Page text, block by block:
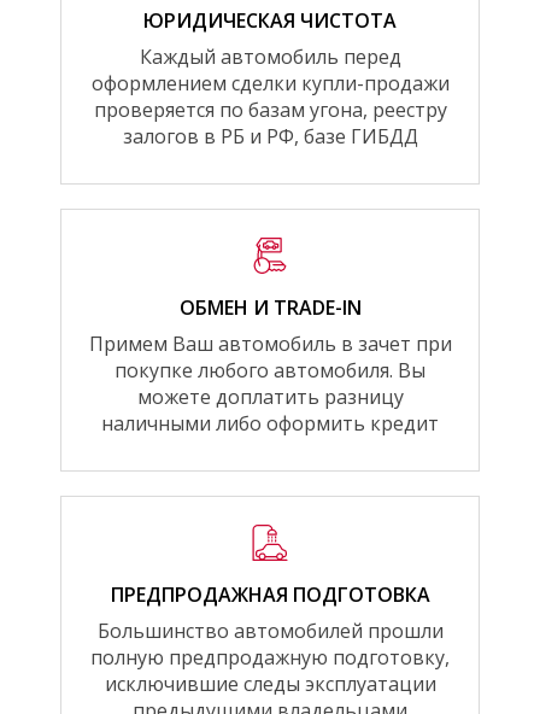
ЮРИДИЧЕСКАЯ ЧИСТОТА
Каждый автомобиль перед
оформлением сделки купли-продажи
проверяется по базам угона, реестру
залогов в РБ и РФ, базе ГИБДД
ОБМЕН И TRADE-IN
Примем Ваш автомобиль в зачет при
покупке любого автомобиля. Вы
можете доплатить разницу
наличными либо оформить кредит
ПРЕДПРОДАЖНАЯ ПОДГОТОВКА
Большинство автомобилей прошли
полную предпродажную подготовку,
исключившие следы эксплуатации